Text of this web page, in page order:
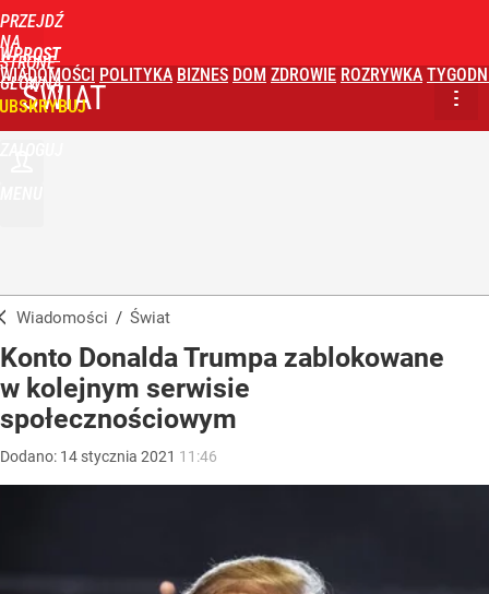
PRZEJDŹ
NA
STRONĘ
GŁÓWNĄ
WPROST
WIADOMOŚCI POLITYKA BIZNES DOM ZDROWIE ROZRYWKA
ŚWIAT
Wiadomości / Świat
Konto Donalda Trumpa zablokowane
w kolejnym serwisie
społecznościowym
Dodano: 14 stycznia 2021 11:46